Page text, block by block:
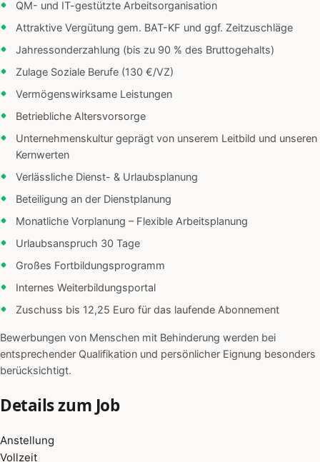
QM- und IT-gestützte Arbeitsorganisation
Attraktive Vergütung gem. BAT-KF und ggf. Zeitzuschläge
Jahressonderzahlung (bis zu 90 % des Bruttogehalts)
Zulage Soziale Berufe (130 €/VZ)
Vermögenswirksame Leistungen
Betriebliche Altersvorsorge
Unternehmenskultur geprägt von unserem Leitbild und unseren
Kernwerten
Verlässliche Dienst- & Urlaubsplanung
Beteiligung an der Dienstplanung
Monatliche Vorplanung – Flexible Arbeitsplanung
Urlaubsanspruch 30 Tage
Großes Fortbildungsprogramm
Internes Weiterbildungsportal
Zuschuss bis 12,25 Euro für das laufende Abonnement
Bewerbungen von Menschen mit Behinderung werden bei
entsprechender Qualifikation und persönlicher Eignung besonders
berücksichtigt.
Details zum Job
Anstellung
Vollzeit